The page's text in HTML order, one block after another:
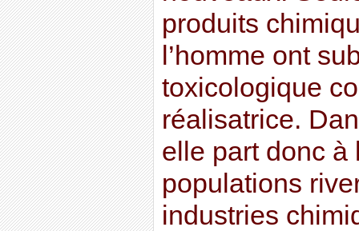
produits
l’homme ont
toxicologique
réalisatrice.
elle part donc à
populations
industries